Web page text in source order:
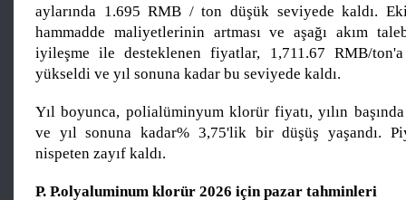
aylarında 1.695 RMB / ton düşük seviyede kaldı.
hammadde maliyetlerinin artması ve aşağı akım
iyileşme ile desteklenen fiyatlar, 1,711.67 RMB/
yükseldi ve yıl sonuna kadar bu seviyede kaldı.
Yıl boyunca, polialüminyum klorür fiyatı, yılın
ve yıl sonuna kadar% 3,75'lik bir düşüş yaşandı.
nispeten zayıf kaldı.
P. P.olyaluminum klorür 2026 için pazar tahminleri